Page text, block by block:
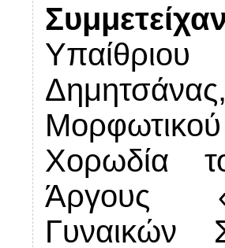
Χορωδία
Άργους
Γυναικών